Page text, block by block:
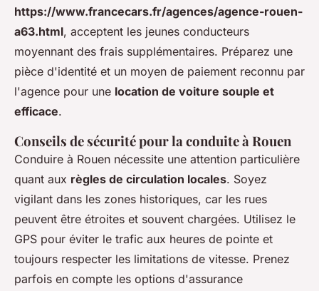
https://www.francecars.fr/agences/agence-rouen-
a63.html, acceptent les jeunes conducteurs
moyennant des frais supplémentaires. Préparez une
pièce d'identité et un moyen de paiement reconnu par
l'agence pour une location de voiture souple et
efficace.
Conseils de sécurité pour la conduite à Rouen
Conduire à Rouen nécessite une attention particulière
quant aux règles de circulation locales. Soyez
vigilant dans les zones historiques, car les rues
peuvent être étroites et souvent chargées. Utilisez le
GPS pour éviter le trafic aux heures de pointe et
toujours respecter les limitations de vitesse. Prenez
parfois en compte les options d'assurance